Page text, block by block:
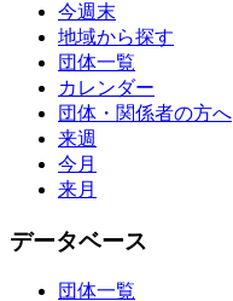
今週末
地域から探す
団体一覧
カレンダー
団体・関係者の方へ
来週
今月
来月
データベース
団体一覧